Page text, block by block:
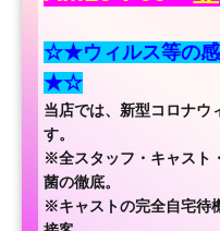
☆★ウィルス等の感
★☆
当店では、新型コロナウ
す。
※全スタッフ・キャスト
菌の徹底。
※キャストの完全自宅待